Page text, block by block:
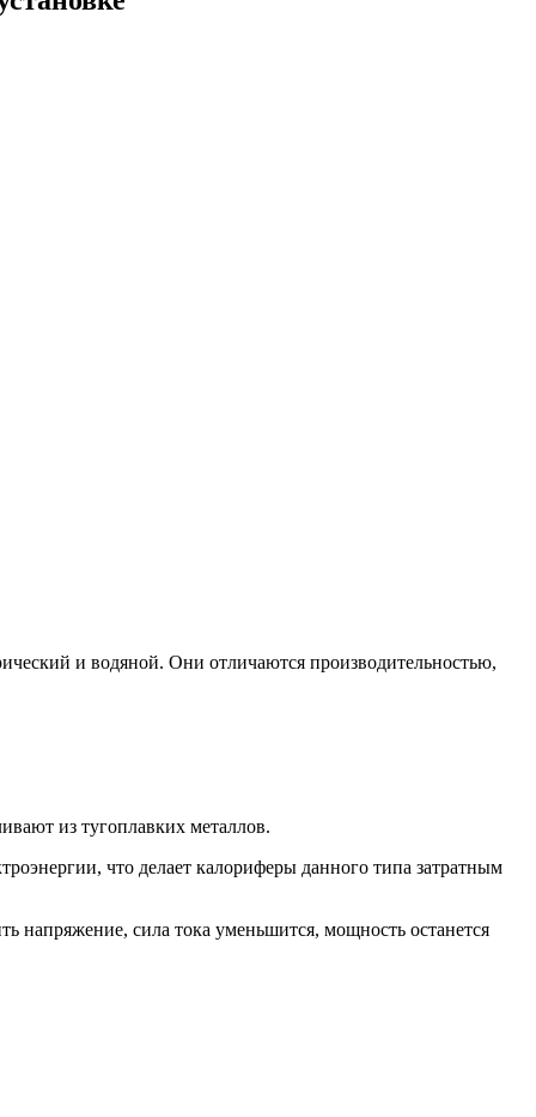
и водяной. Они отличаются производительностью,
из тугоплавких металлов.
что делает калориферы данного типа затратным
напряжение, сила тока уменьшится, мощность останется